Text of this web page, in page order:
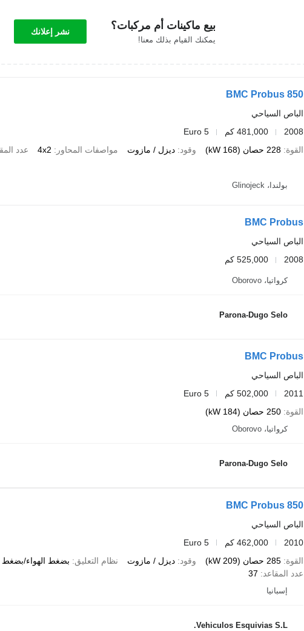
بيع ماكينات أم مركبات؟
يمكنك القيام بذلك معنا!
نشر إعلانك
BMC Probus 850
الباص السياحي
2008
481,000 كم
Euro 5
القوة 228 حصان (168 kW) وقود ديزل / مازوت مواصفات المحاور 4x2 عدد
بولندا، Glinojeck
BMC Probus
الباص السياحي
2008
525,000 كم
كرواتيا، Oborovo
Parona-Dugo Selo
BMC Probus
الباص السياحي
2011
502,000 كم
Euro 5
القوة 250 حصان (184 kW)
كرواتيا، Oborovo
Parona-Dugo Selo
BMC Probus 850
الباص السياحي
2010
462,000 كم
Euro 5
القوة 285 حصان (209 kW) وقود ديزل / مازوت نظام التعليق
بضغط الهواء/بضغط
عدد المقاعد
37
إسبانيا
Vehiculos Esquivias S.L.